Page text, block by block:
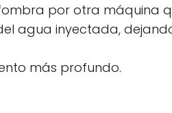
por otra máquina
agua inyectada,
más profundo.